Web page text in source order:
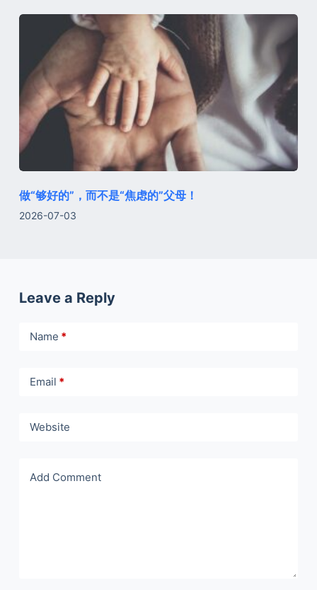
做“够好的”，而不是“焦虑的”父母！
2026-07-03
Leave a Reply
Name *
Email *
Website
Add Comment